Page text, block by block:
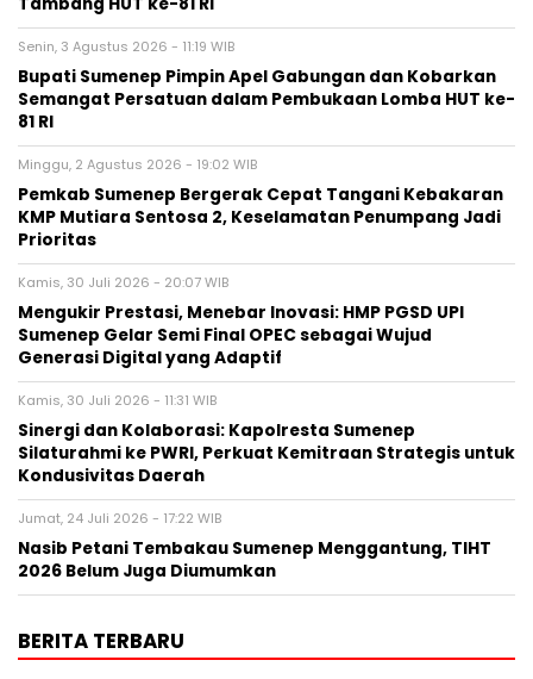
Tambang HUT ke-81 RI
Senin, 3 Agustus 2026 - 11:19 WIB
Bupati Sumenep Pimpin Apel Gabungan dan Kobarkan
Semangat Persatuan dalam Pembukaan Lomba HUT ke-
81 RI
Minggu, 2 Agustus 2026 - 19:02 WIB
Pemkab Sumenep Bergerak Cepat Tangani Kebakaran
KMP Mutiara Sentosa 2, Keselamatan Penumpang Jadi
Prioritas
Kamis, 30 Juli 2026 - 20:07 WIB
Mengukir Prestasi, Menebar Inovasi: HMP PGSD UPI
Sumenep Gelar Semi Final OPEC sebagai Wujud
Generasi Digital yang Adaptif
Kamis, 30 Juli 2026 - 11:31 WIB
Sinergi dan Kolaborasi: Kapolresta Sumenep
Silaturahmi ke PWRI, Perkuat Kemitraan Strategis untuk
Kondusivitas Daerah
Jumat, 24 Juli 2026 - 17:22 WIB
Nasib Petani Tembakau Sumenep Menggantung, TIHT
2026 Belum Juga Diumumkan
BERITA TERBARU